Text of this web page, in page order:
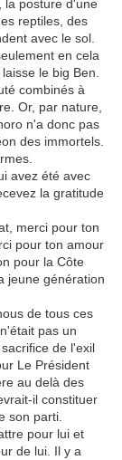
la posture d'une
reptiles, des
avec le sol.
en cela
le big Ben.
combinés à
Or, par nature,
n'a donc pas
des immortels.
avez été avec
la gratitude
merci pour ton
pour ton amour
pour la Côte
jeune génération
de tous ces
pas un
de l'exil
Le Président
au delà des
il constituer
son parti.
pour lui et
de lui. Il y a